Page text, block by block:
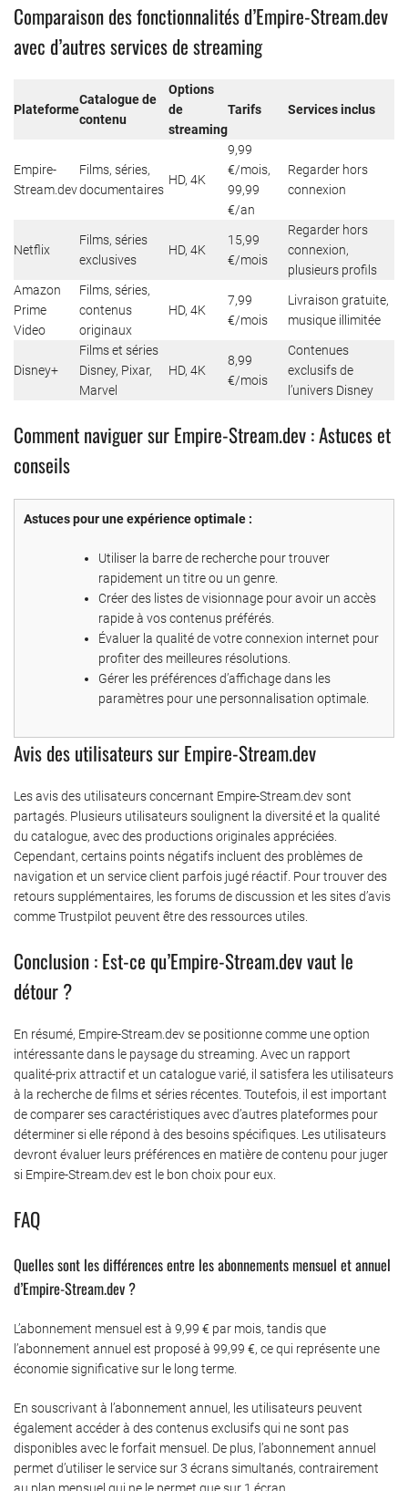
Comparaison des fonctionnalités d’Empire-Stream.dev
avec d’autres services de streaming
Plateforme
Catalogue de
contenu
Options
de
streaming
Tarifs Services inclus
Empire-
Stream.dev
Films, séries,
documentaires
HD, 4K
9,99
€/mois,
99,99
€/an
Regarder hors
connexion
Netflix
Films, séries
exclusives
HD, 4K
15,99
€/mois
Regarder hors
connexion,
plusieurs profils
Amazon
Prime
Video
Films, séries,
contenus
originaux
HD, 4K
7,99
€/mois
Livraison gratuite,
musique illimitée
Disney+
Films et séries
Disney, Pixar,
Marvel
HD, 4K
8,99
€/mois
Contenues
exclusifs de
l’univers Disney
Comment naviguer sur Empire-Stream.dev : Astuces et
conseils
Astuces pour une expérience optimale :
Utiliser la barre de recherche pour trouver
rapidement un titre ou un genre.
Créer des listes de visionnage pour avoir un accès
rapide à vos contenus préférés.
Évaluer la qualité de votre connexion internet pour
profiter des meilleures résolutions.
Gérer les préférences d’affichage dans les
paramètres pour une personnalisation optimale.
Avis des utilisateurs sur Empire-Stream.dev
Les avis des utilisateurs concernant Empire-Stream.dev sont
partagés. Plusieurs utilisateurs soulignent la diversité et la qualité
du catalogue, avec des productions originales appréciées.
Cependant, certains points négatifs incluent des problèmes de
navigation et un service client parfois jugé réactif. Pour trouver des
retours supplémentaires, les forums de discussion et les sites d’avis
comme Trustpilot peuvent être des ressources utiles.
Conclusion : Est-ce qu’Empire-Stream.dev vaut le
détour ?
En résumé, Empire-Stream.dev se positionne comme une option
intéressante dans le paysage du streaming. Avec un rapport
qualité-prix attractif et un catalogue varié, il satisfera les utilisateurs
à la recherche de films et séries récentes. Toutefois, il est important
de comparer ses caractéristiques avec d’autres plateformes pour
déterminer si elle répond à des besoins spécifiques. Les utilisateurs
devront évaluer leurs préférences en matière de contenu pour juger
si Empire-Stream.dev est le bon choix pour eux.
FAQ
Quelles sont les différences entre les abonnements mensuel et annuel
d’Empire-Stream.dev ?
L’abonnement mensuel est à 9,99 € par mois, tandis que
l’abonnement annuel est proposé à 99,99 €, ce qui représente une
économie significative sur le long terme.
En souscrivant à l’abonnement annuel, les utilisateurs peuvent
également accéder à des contenus exclusifs qui ne sont pas
disponibles avec le forfait mensuel. De plus, l’abonnement annuel
permet d’utiliser le service sur 3 écrans simultanés, contrairement
au plan mensuel qui ne le permet que sur 1 écran.